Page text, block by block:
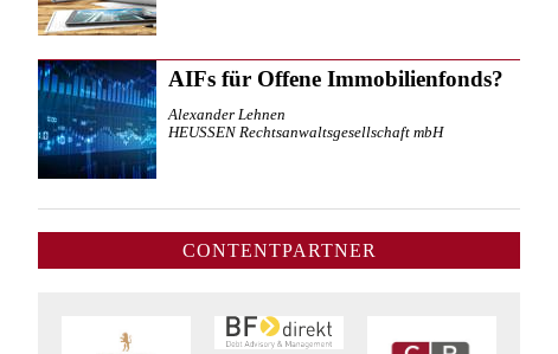
AIFs für Offene Immobilienfonds?
Alexander Lehnen
HEUSSEN Rechtsanwaltsgesellschaft mbH
CONTENTPARTNER